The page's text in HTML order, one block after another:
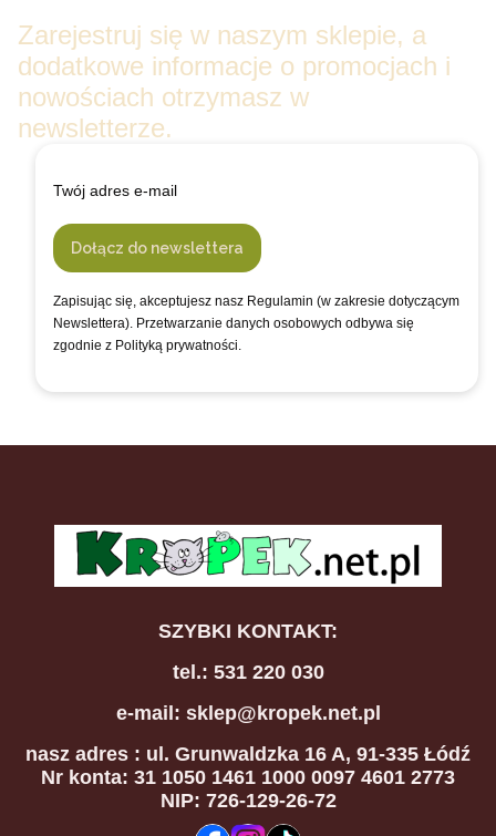
Zarejestruj się w naszym sklepie, a
dodatkowe informacje o promocjach i
nowościach otrzymasz w
newsletterze.
Twój adres e-mail
Dołącz do newslettera
Zapisując się, akceptujesz nasz Regulamin (w zakresie dotyczącym
Newslettera). Przetwarzanie danych osobowych odbywa się
zgodnie z Polityką prywatności.
SZYBKI KONTAKT:
tel.: 531 220 030
e-mail: sklep@kropek.net.pl
nasz adres : ul. Grunwaldzka 16 A, 91-335 Łódź
Nr konta: 31 1050 1461 1000 0097 4601 2773
NIP: 726-129-26-72